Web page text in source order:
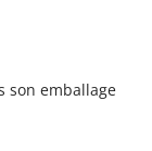
son emballage